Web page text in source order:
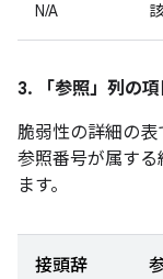
N/A
3. 「参照」 列の
脆弱性の詳細の表
参照番号が属す
ます。
接頭辞